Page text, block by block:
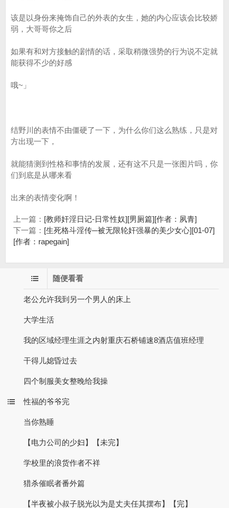
该是以身份来掩饰自己的外表的女生，她的内心应该会比较娇
弱，大哥哥你之后
如果有和对方接触的剧情的话，采取稍微强势的行为说不定就
能获得不少的好感
哦~」
结野川的表情不由僵硬了一下，为什么你们这么熟练，只是对
方出现一下，
就能猜测到性格和事情的发展，还有这不只是一张图片吗，你
们到底是从哪来看
出来的表情变化啊！
上一篇： [教师奸淫日记-日常性奴][男厕篇][作者：夙青]
下一篇： [生死格斗淫传─被无限轮奸强暴的美少女心][01-07]
[作者：rapegain]
随便看看
老公允许我到另一个男人的床上
大学生活
我的区域经理生涯之内射重庆石桥铺速8酒店值班经理
干得儿媳昏过去
四个制服美女整晚给我操
性福的爷爷完
当你熟睡
【电力公司的少妇】【未完】
学校里的浪货作者不祥
猎杀催眠者番外篇
【半夜被小叔子脱光以为是丈夫任其摆布】【完】